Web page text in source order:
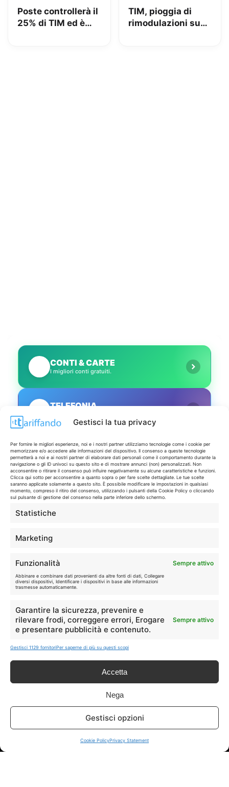
Gestisci la tua privacy
Per fornire le migliori esperienze, noi e i nostri partner utilizziamo tecnologie come i cookie per
memorizzare e/o accedere alle informazioni del dispositivo. Il consenso a queste tecnologie
permetterà a noi e ai nostri partner di elaborare dati personali come il comportamento durante la
navigazione o gli ID univoci su questo sito e di mostrare annunci (non) personalizzati. Non
acconsentire o ritirare il consenso può influire negativamente su alcune caratteristiche e funzioni.
Clicca qui sotto per acconsentire a quanto sopra o per fare scelte dettagliate. Le tue scelte
saranno applicate solamente a questo sito. È possibile modificare le impostazioni in qualsiasi
momento, compreso il ritiro del consenso, utilizzando i pulsanti della Cookie Policy o cliccando
sul pulsante di gestione del consenso nella parte inferiore dello schermo.
Statistiche
Marketing
Funzionalità Sempre attivo
Abbinare e combinare dati provenienti da altre fonti di dati, Collegare
diversi dispositivi, Identificare i dispositivi in base alle informazioni
trasmesse automaticamente.
Garantire la sicurezza, prevenire e
rilevare frodi, correggere errori, Erogare
e presentare pubblicità e contenuto.
Sempre attivo
Gestisci 1129 fornitoriPer saperne di più su questi scopi
Accetta
Nega
Gestisci opzioni
Cookie PolicyPrivacy Statement
Poste controllerà il
25% di TIM ed è
TIM, pioggia di
rimodulazioni su
CONTI & CARTE
I migliori conti gratuiti.
TELEFONIA
🔥 GRANDI OFFERTE
Le migliori occasioni oggi.
ISCRIVITI A TUTTO
Un click per tutti i canali! ➔
🛒
🏠
Casa
💎
Disclaimer
I marchi citati appartengono ai rispettivi proprietari. Le offerte
segnalate possono subire variazioni: verifica sempre le condizioni